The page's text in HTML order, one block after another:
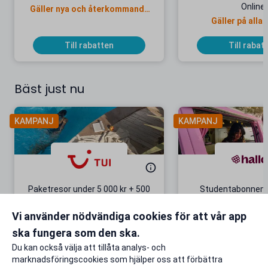
Gäller nya och återkommande
Till rabatten
Online
Gäller på alla
Till
Bäst just nu
KAMPANJ
Paketresor under 5 000 kr + 500
Gäller även på redan prissänkta
Till rabatten
KAMPANJ
+ 20 GB
Vi använder nödvändiga cookies för att vår app
ska fungera som den ska.
Du kan också välja att tillåta analys- och
marknadsföringscookies som hjälper oss att förbättra